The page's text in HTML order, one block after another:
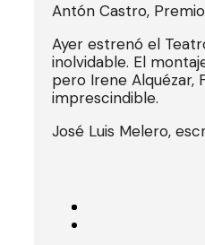
Antón Castro,
Ayer estrenó el
inolvidable. El
pero Irene Alquézar,
imprescindible.
José Luis Melero,